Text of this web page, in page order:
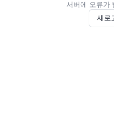
서버에 오류가
새로